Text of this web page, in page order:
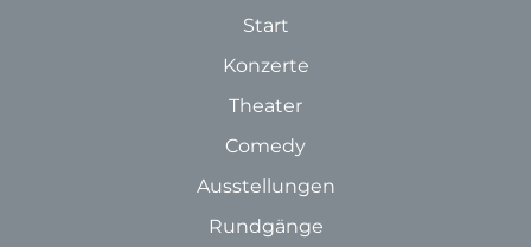
Start
Konzerte
Theater
Comedy
Ausstellungen
Rundgänge